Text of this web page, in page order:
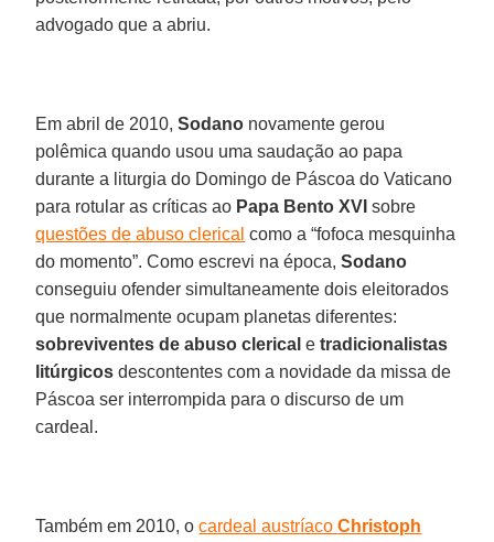
advogado que a abriu.
Em abril de 2010,Sodano novamente gerou
polêmica quando usou uma saudação ao papa
durante a liturgia do Domingo de Páscoa do Vaticano
para rotular as críticas ao Papa Bento XVI sobre
questões de abuso clerical como a “fofoca mesquinha
do momento”. Como escrevi na época,Sodano
conseguiu ofender simultaneamente dois eleitorados
que normalmente ocupam planetas diferentes:
sobreviventes de abuso clerical etradicionalistas
litúrgicos descontentes com a novidade da missa de
Páscoa ser interrompida para o discurso de um
cardeal.
Também em 2010, ocardeal austríacoChristoph